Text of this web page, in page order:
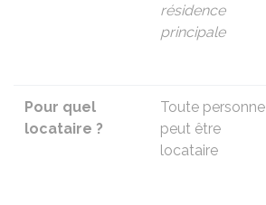
résidence
principale
Pour quel
locataire ?
Toute personne
peut être
locataire